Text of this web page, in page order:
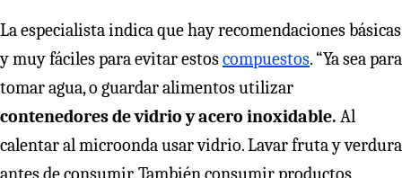
La especialista indica que hay recomendaciones básicas
y muy fáciles para evitar estoscompuestos. “Ya sea para
tomar agua, o guardar alimentos utilizar
contenedores de vidrio y acero inoxidable. Al
calentar al microonda usar vidrio. Lavar fruta y verdura